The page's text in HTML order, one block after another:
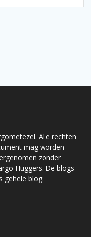
Alle rechten
mag worden
zonder
Huggers. De blogs
gehele blog.